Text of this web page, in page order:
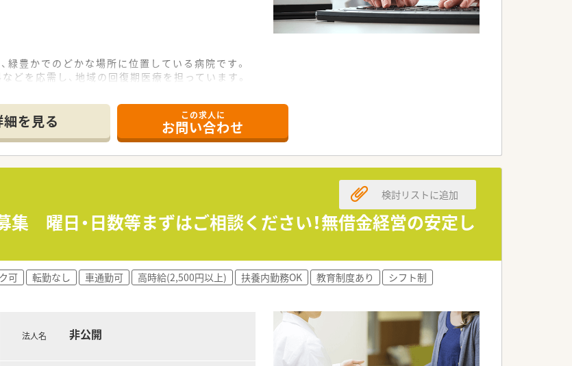
豊かでのどかな場所に位置している病院です。
を応需し、地域の回復期医療を担っています。
を据えて長期的に活躍できる方を歓迎しています。
で、新しい分野を意欲的に学ぶ姿勢が求められます。
富なベテランから若手まで幅広く活躍できる土壌です。
ルを考慮し456万円から600万円の提示となります。
プライベートのメリハリをつけて働くことが可能です。
制となり、週5日勤務で安定した働き方が実現できます。
くりを理念に掲げ、地域医療に貢献し続けています。
棟を有し、地域の医療をリードする存在の法人です。
し、患者様中心の医療を実践することを重視しています。
細を見る この求人に
お問い合わせ
曜日・日数等まずはご相談ください！無借金経営の安定し
検討リストに追加
可 転勤なし 車通勤可 高時給(2,500円以上) 扶養内勤務OK 教育制度あり
シフト制
法人名 非公開